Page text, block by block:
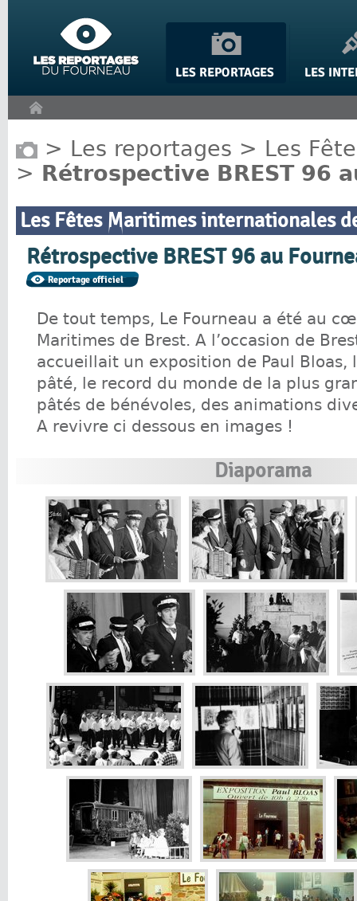
> Les reportages > Les
> Rétrospective BREST 96
Les Fêtes Maritimes internationales
Rétrospective BREST 96 au
De tout temps, Le Fourneau a été au
Maritimes de Brest. A l’occasion de
accueillait un exposition de Paul Bloas,
pâté, le record du monde de la plus
pâtés de bénévoles, des animations
A revivre ci dessous en images !
Diaporama